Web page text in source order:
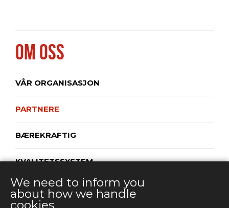
OM OSS
VÅR ORGANISASJON
PARTNERE
BÆREKRAFTIG
KVALITETSSYSTEM
PRIVACY POLICY
We need to inform you
about how we handle
cookies